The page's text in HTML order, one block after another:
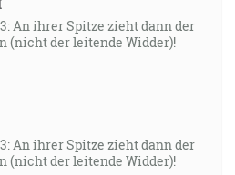
An ihrer Spitze zieht dann der
(nicht der leitende Widder)!
An ihrer Spitze zieht dann der
(nicht der leitende Widder)!